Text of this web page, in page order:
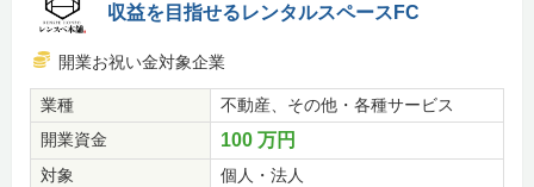
収益を目指せるレンタルスペースFC
開業お祝い金対象企業
業種
不動産、その他・各種サービス
開業資金
100 万円
対象 個人・法人